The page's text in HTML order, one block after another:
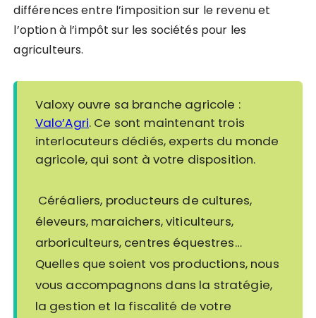
différences entre l’imposition sur le revenu et
l’option à l’impôt sur les sociétés pour les
agriculteurs.
Valoxy ouvre sa branche agricole :
Valo’Agri. Ce sont maintenant trois
interlocuteurs dédiés, experts du monde
agricole, qui sont à votre disposition.
Céréaliers, producteurs de cultures,
éleveurs, maraichers, viticulteurs,
arboriculteurs, centres équestres…
Quelles que soient vos productions, nous
vous accompagnons dans la stratégie,
la gestion et la fiscalité de votre